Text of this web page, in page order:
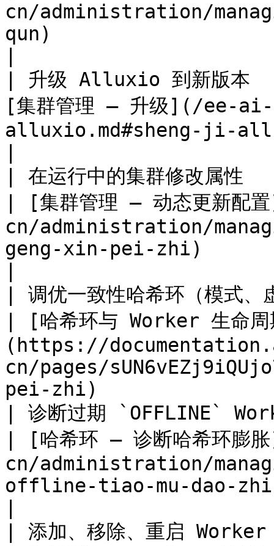
cn/administration/
qun)
| 升级 Alluxio 到
[集群管理 — 升级](/ee-
alluxio.md#sheng-ji-
| 在运行中的集群修改属性
| [集群管理 — 动态更新
cn/administration/
geng-xin-pei-zhi)
| 调优一致性哈希环（模式
| [哈希环与 Worker 生命
(https://
cn/pages/
pei-zhi)
| 诊断过期 `OFFLINE`
| [哈希环 — 诊断哈希环
cn/administration/
offline-tiao-mu-dao-
| 添加、移除、重启 Worker